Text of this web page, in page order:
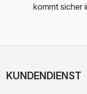
kommt sicher
KUNDENDIENST